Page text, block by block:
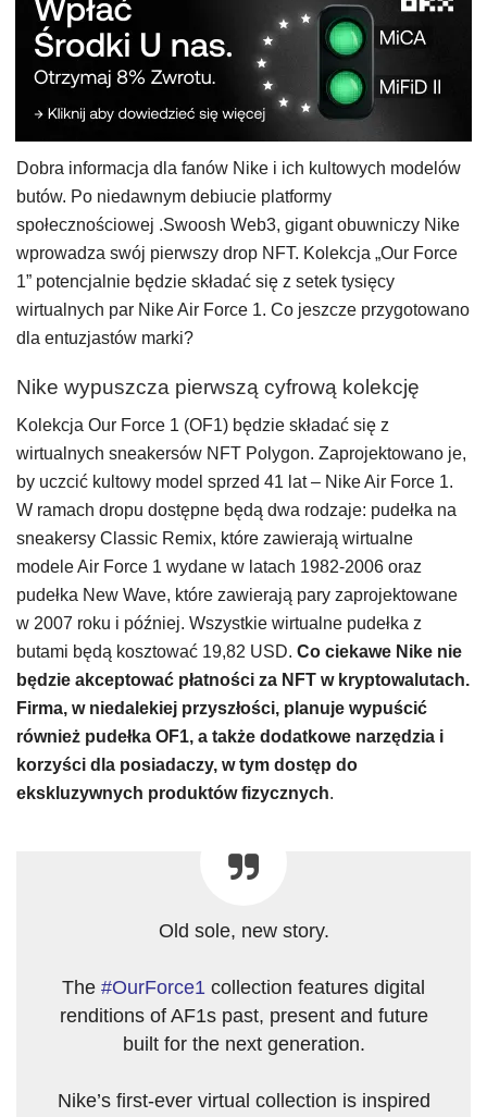
Dobra informacja dla fanów Nike i ich kultowych modelów
butów. Po niedawnym debiucie platformy
społecznościowej .Swoosh Web3, gigant obuwniczy Nike
wprowadza swój pierwszy drop NFT. Kolekcja „Our Force
1” potencjalnie będzie składać się z setek tysięcy
wirtualnych par Nike Air Force 1. Co jeszcze przygotowano
dla entuzjastów marki?
Nike wypuszcza pierwszą cyfrową kolekcję
Kolekcja Our Force 1 (OF1) będzie składać się z
wirtualnych sneakersów NFT Polygon. Zaprojektowano je,
by uczcić kultowy model sprzed 41 lat – Nike Air Force 1.
W ramach dropu dostępne będą dwa rodzaje: pudełka na
sneakersy Classic Remix, które zawierają wirtualne
modele Air Force 1 wydane w latach 1982-2006 oraz
pudełka New Wave, które zawierają pary zaprojektowane
w 2007 roku i później. Wszystkie wirtualne pudełka z
butami będą kosztować 19,82 USD. Co ciekawe Nike nie
będzie akceptować płatności za NFT w kryptowalutach.
Firma, w niedalekiej przyszłości, planuje wypuścić
również pudełka OF1, a także dodatkowe narzędzia i
korzyści dla posiadaczy, w tym dostęp do
ekskluzywnych produktów fizycznych.
Old sole, new story.
The #OurForce1 collection features digital
renditions of AF1s past, present and future
built for the next generation.
Nike’s first-ever virtual collection is inspired